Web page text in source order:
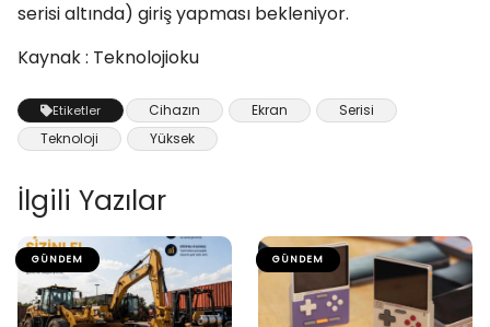
serisi altında) giriş yapması bekleniyor.
Kaynak : Teknolojioku
Etiketler Cihazın Ekran
Serisi
Teknoloji
Yüksek
İlgili Yazılar
GÜNDEM GÜNDEM